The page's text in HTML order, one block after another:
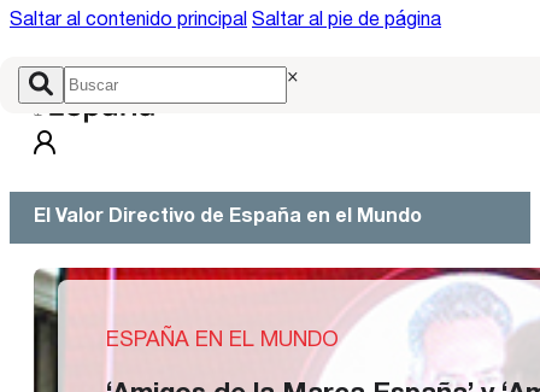
Saltar al contenido principal Saltar al pie de página
×
El Valor Directivo de España en el Mundo
ESPAÑA EN EL MUNDO